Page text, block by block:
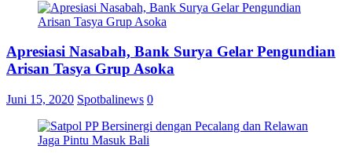
Apresiasi Nasabah, Bank Surya Gelar Pengundian
Arisan Tasya Grup Asoka
Juni 15, 2020 Spotbalinews 0